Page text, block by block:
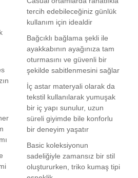
tercih edebileceğiniz günlük
kullanım için idealdir
Bağcıklı bağlama şekli ile
ayakkabının ayağınıza tam
oturmasını ve güvenli bir
şekilde sabitlenmesini sağlar
İç astar materyali olarak da
tekstil kullanılarak yumuşak
bir iç yapı sunulur, uzun
süreli giyimde bile konforlu
bir deneyim yaşatır
Basic koleksiyonun
sadeliğiyle zamansız bir stil
oluştururken, triko kumaş tipi